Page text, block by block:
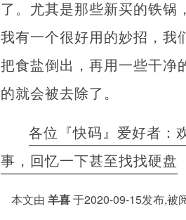
了。尤其是那些新买的铁锅
我有一个很好用的妙招，我
把食盐倒出，再用一些干净
的就会被去除了。
各位『快码』爱好者：
事，回忆一下甚至找找硬盘
本文由 羊喜于2020-09-15发布,被